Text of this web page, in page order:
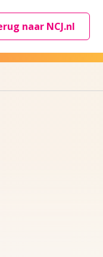
naar NCJ.nl
link stuurt je terug